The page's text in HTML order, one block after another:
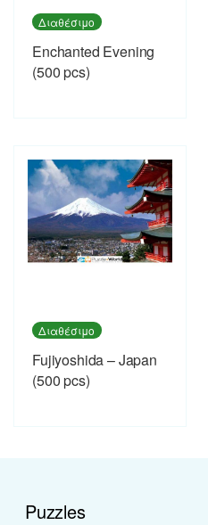
Διαθέσιμο
Enchanted Evening
(500 pcs)
Διαθέσιμο
Fujiyoshida – Japan
(500 pcs)
Puzzles